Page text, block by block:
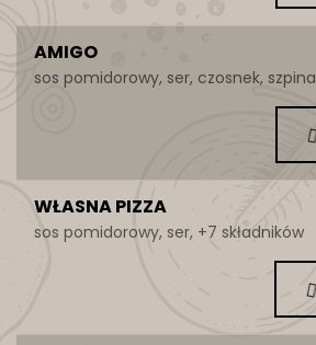
AMIGO
sos pomidorowy, ser, czosnek,
WŁASNA PIZZA
sos pomidorowy, ser, +7 składników